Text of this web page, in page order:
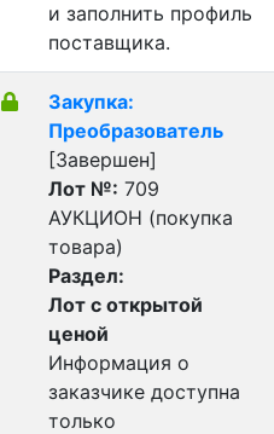
и заполнить профиль
поставщика.
Закупка:
Преобразователь
[Завершен]
Лот №: 709
АУКЦИОН (покупка
товара)
Раздел:
Лот с открытой
ценой
Информация о
заказчике доступна
только